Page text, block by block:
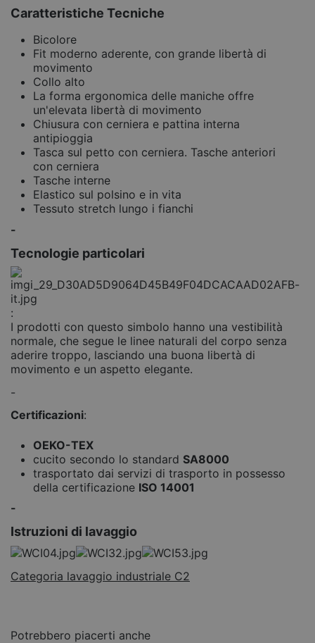
Caratteristiche Tecniche
Bicolore
Fit moderno aderente, con grande libertà di
movimento
Collo alto
La forma ergonomica delle maniche offre
un'elevata libertà di movimento
Chiusura con cerniera e pattina interna
antipioggia
Tasca sul petto con cerniera. Tasche anteriori
con cerniera
Tasche interne
Elastico sul polsino e in vita
Tessuto stretch lungo i fianchi
-
Tecnologie particolari
:
I prodotti con questo simbolo hanno una vestibilità
normale, che segue le linee naturali del corpo senza
aderire troppo, lasciando una buona libertà di
movimento e un aspetto elegante.
-
Certificazioni:
OEKO-TEX
cucito secondo lo standard SA8000
trasportato dai servizi di trasporto in possesso
della certificazione ISO 14001
-
Istruzioni di lavaggio
Categoria lavaggio industriale C2
Potrebbero piacerti anche